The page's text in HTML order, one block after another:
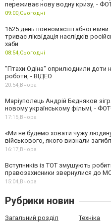
переживає нову водну кризу, -
09:00,Сьогодні
1625 день повномасштабної
триває ліквідація наслідків
хаби
08:54,Сьогодні
"Птахи Одіна" оприлюднили доти
роботи, - ВІДЕО
20:54,Вчора
Маріуполець Андрій Бєдняков
новому українському фільмі, -
17:15,Вчора
«Ми не будемо ховати чужу
військового, якого визнали
16:17,Вчора
Вступників із ТОТ змушують
правозахисники звернулися до
15:04,Вчора
Рубрики новин
Загальний розділ Техніка